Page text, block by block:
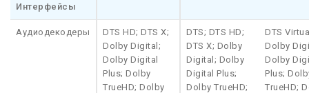
Интерфейсы
Аудиодекодеры
DTS HD; DTS X;
Dolby Digital;
Dolby Digital
Plus; Dolby
TrueHD; Dolby
DTS; DTS HD;
DTS X; Dolby
Digital; Dolby
Digital Plus;
Dolby TrueHD;
DTS
Dolby
Dolby
Plus;
TrueHD;